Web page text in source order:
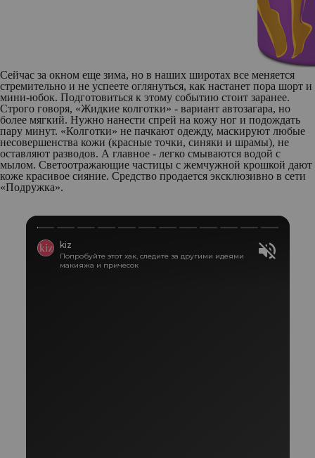
Сейчас за окном еще зима, но в наших широтах все меняется
стремительно и не успеете оглянуться, как настанет пора шорт и
мини-юбок. Подготовиться к этому событию стоит заранее.
Строго говоря, «Жидкие колготки» - вариант автозагара, но
более мягкий. Нужно нанести спрей на кожу ног и подождать
пару минут. «Колготки» не пачкают одежду, маскируют любые
несовершенства кожи (красные точки, синяки и шрамы), не
оставляют разводов. А главное - легко смываются водой с
мылом. Светоотражающие частицы с жемчужной крошкой дают
коже красивое сияние. Средство продается эксклюзивно в сети
«Подружка».